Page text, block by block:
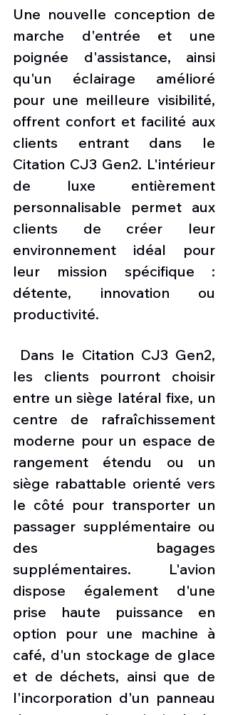
Une nouvelle conception de
marche d'entrée et une
poignée d'assistance, ainsi
qu'un éclairage amélioré
pour une meilleure visibilité,
offrent confort et facilité aux
clients entrant dans le
Citation CJ3 Gen2. L'intérieur
de luxe entièrement
personnalisable permet aux
clients de créer leur
environnement idéal pour
leur mission spécifique :
détente, innovation ou
productivité.
les clients pourront choisir
entre un siège latéral fixe, un
centre de rafraîchissement
moderne pour un espace de
rangement étendu ou un
siège rabattable orienté vers
le côté pour transporter un
passager supplémentaire ou
des bagages
supplémentaires. L'avion
dispose également d'une
prise haute puissance en
option pour une machine à
café, d'un stockage de glace
et de déchets, ainsi que de
l'incorporation d'un panneau